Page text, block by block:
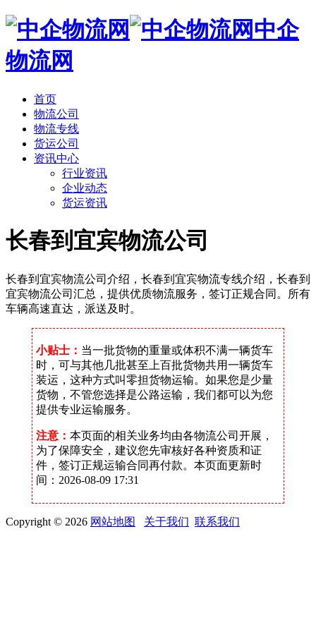
中企
物流网
首页
物流公司
物流专线
货运公司
资讯中心
行业资讯
企业动态
货运资讯
长春到宜宾物流公司
长春到宜宾物流公司介绍，长春到宜宾物流专线介绍，长春到
宜宾物流公司汇总，提供优质物流服务，签订正规合同。所有
车辆高速直达，派送及时。
小贴士： 当一批货物的重量或体积不满一辆货车
时，可与其他几批甚至上百批货物共用一辆货车
装运，这种方式叫零担货物运输。如果您是少量
货物，不管您选择是公路运输，我们都可以为您
提供专业运输服务。
注意：本页面的相关业务均由各物流公司开展，
为了保障安全，建议您先审核好各种资质和证
件，签订正规运输合同再付款。本页面更新时
间：2026-08-09 17:31
Copyright © 2026 网站地图 关于我们 联系我们